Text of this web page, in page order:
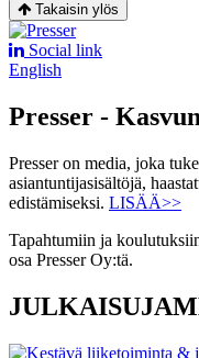
Takaisin ylös
Social link
English
Presser -
Presser on media, joka
asiantuntijasisältöjä,
edistämiseksi. LISÄÄ>>
Tapahtumiin ja
osa Presser Oy:tä.